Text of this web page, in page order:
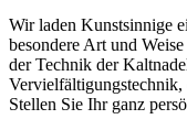
Wir laden Kunstsinnige
besondere Art und
der Technik der
Stellen Sie Ihr ganz